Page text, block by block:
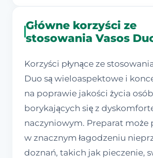
Główne korzyści ze
stosowania Vasos
Korzyści płynące ze
Duo są wieloaspektowe i
na poprawie jakości życia osób
borykających się z
naczyniowym. Preparat może
w znacznym łagodzeniu
doznań, takich jak pieczenie,